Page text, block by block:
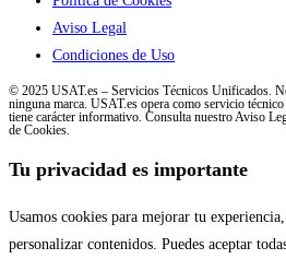
Aviso Legal
Condiciones de Uso
© 2025 USAT.es – Servicios Técnicos Unificados.
ninguna marca. USAT.es opera como servicio
tiene carácter informativo. Consulta nuestro Aviso
de Cookies.
Tu privacidad es importante
Usamos cookies para mejorar tu
personalizar contenidos. Puedes aceptar